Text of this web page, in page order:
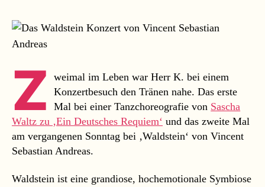
Z
weimal im Leben war Herr K. bei einem
Konzertbesuch den Tränen nahe. Das erste
Mal bei einer Tanzchoreografie von Sascha
Waltz zu ‚Ein Deutsches Requiem‘ und das zweite Mal
am vergangenen Sonntag bei ‚Waldstein‘ von Vincent
Sebastian Andreas.
Waldstein ist eine grandiose, hochemotionale Symbiose